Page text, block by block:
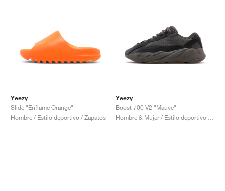
Yeezy
Slide "Enflame Orange"
Hombre / Estilo deportivo / Zapatos
Yeezy
Boost 700 V2 "Mauve"